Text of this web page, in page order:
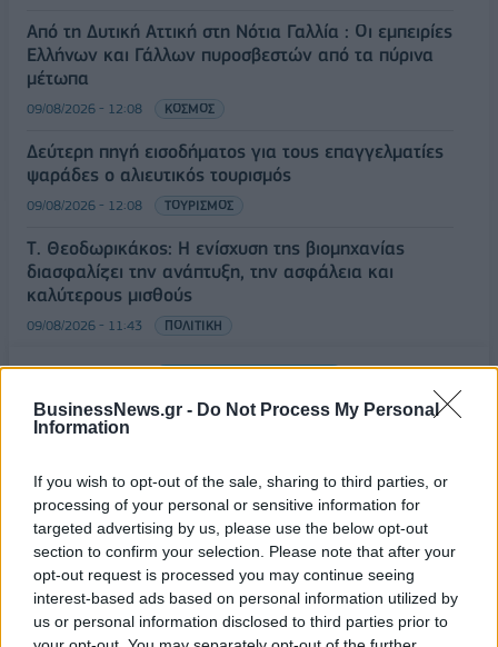
BusinessNews.gr - Do Not Process My Personal
Information
If you wish to opt-out of the sale, sharing to third parties, or
processing of your personal or sensitive information for
targeted advertising by us, please use the below opt-out
section to confirm your selection. Please note that after your
opt-out request is processed you may continue seeing
interest-based ads based on personal information utilized by
us or personal information disclosed to third parties prior to
Από τη Δυτική Αττική στη Νότια Γαλλία : Οι εμπειρίες
Ελλήνων και Γάλλων πυροσβεστών από τα πύρινα
μέτωπα
09/08/2026 - 12:08 ΚΟΣΜΟΣ
Δεύτερη πηγή εισοδήματος για τους επαγγελματίες
ψαράδες ο αλιευτικός τουρισμός
09/08/2026 - 12:08 ΤΟΥΡΙΣΜΟΣ
Τ. Θεοδωρικάκος: Η ενίσχυση της βιομηχανίας
διασφαλίζει την ανάπτυξη, την ασφάλεια και
καλύτερους μισθούς
09/08/2026 - 11:43 ΠΟΛΙΤΙΚΗ
Υπ. Μεταφορών: Οριστική λύση στο ζήτημα των
διαδικασίες
ΔΗΜΟΦΙΛΗ